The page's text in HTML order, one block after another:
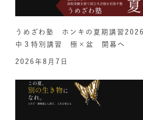
うめざわ塾 ホンキの夏期講習
中３特別講習 極×盆 開幕へ
2026年8月7日